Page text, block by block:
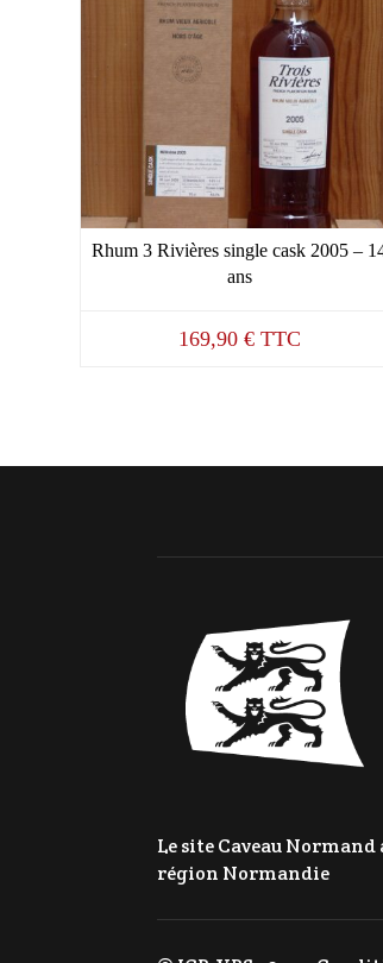
Rhum 3 Rivières single cask 2005 –
ans
169,90 € TTC
Le site Caveau
région Normandie